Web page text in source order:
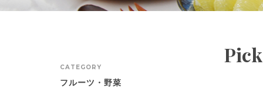
CATEGORY
フルーツ・野菜